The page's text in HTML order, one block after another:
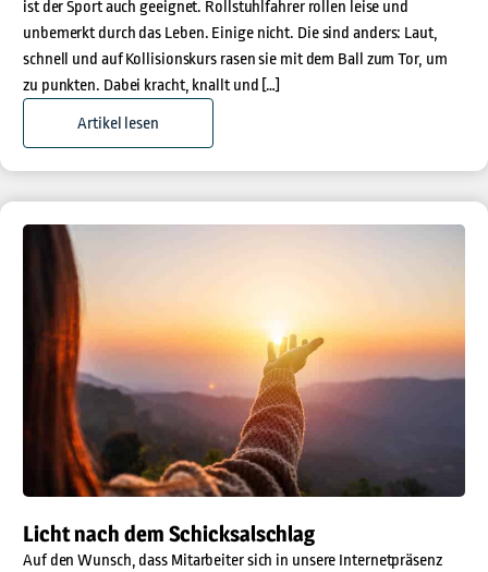
ist der Sport auch geeignet. Rollstuhlfahrer rollen leise und
unbemerkt durch das Leben. Einige nicht. Die sind anders: Laut,
schnell und auf Kollisionskurs rasen sie mit dem Ball zum Tor, um
zu punkten. Dabei kracht, knallt und […]
Artikel lesen
Licht nach dem Schicksalschlag
Auf den Wunsch, dass Mitarbeiter sich in unsere Internetpräsenz